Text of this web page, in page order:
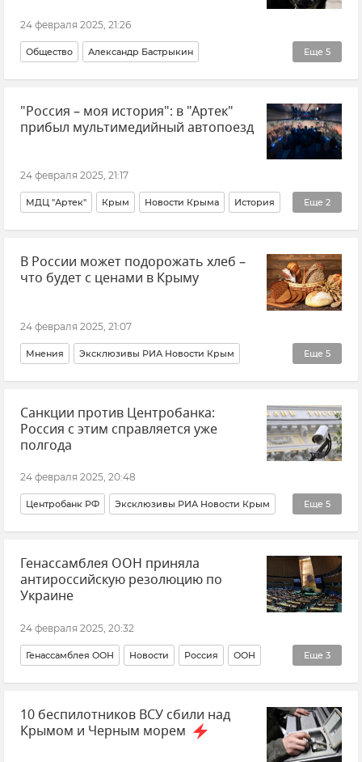
24 февраля 2025, 21:26
Еще 5
Общество Александр Бастрыкин
ГСУ СК России по Крыму и Севастополю
Севастополь Новости Севастополя Крым
Новости Крыма
"Россия – моя история": в "Артек"
прибыл мультимедийный автопоезд
24 февраля 2025, 21:17
Еще 2
МДЦ "Артек" Крым Новости Крыма История
Новости Общество
В России может подорожать хлеб –
что будет с ценами в Крыму
24 февраля 2025, 21:07
Еще 5
Мнения Эксклюзивы РИА Новости Крым
Цены в Крыму Денис Кратюк
Минсельхоз Крыма Хлеб Крым
Санкции против Центробанка:
Россия с этим справляется уже
полгода
24 февраля 2025, 20:48
Еще 5
Центробанк РФ Эксклюзивы РИА Новости Крым
Мнения Андрей Вершицкий
Санкции против России Санкции
Европейский Союз (ЕС)
Генассамблея ООН приняла
антироссийскую резолюцию по
Украине
24 февраля 2025, 20:32
Еще 3
Генассамблея ООН Новости Россия ООН
Политика В мире Украина
10 беспилотников ВСУ сбили над
Крымом и Черным морем